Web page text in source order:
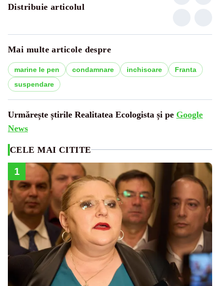
Distribuie articolul
Mai multe articole despre
marine le pen condamnare inchisoare
Franta
suspendare
Urmărește știrile Realitatea Ecologista și pe Google
News
CELE MAI CITITE
1